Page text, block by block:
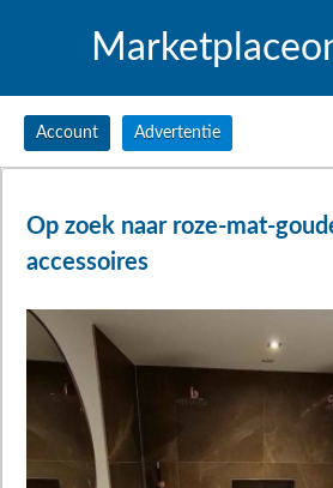
Account Advertentie
Op zoek naar roze-mat-
accessoires